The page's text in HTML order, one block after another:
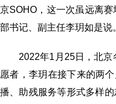
京SOHO，这一次虽远离
部书记、副主任李玥如是说
2022年1月25日，北京
愿者，李玥在接下来的两
播、助残服务等形式多样